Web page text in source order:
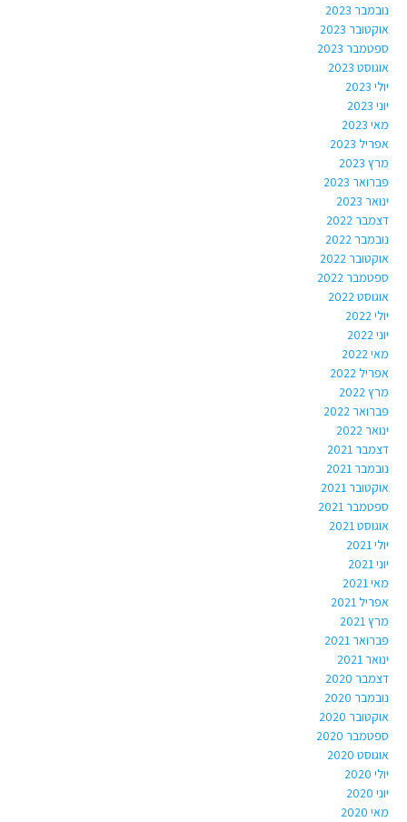
נובמבר 2023
אוקטובר 2023
ספטמבר 2023
אוגוסט 2023
יולי 2023
יוני 2023
מאי 2023
אפריל 2023
מרץ 2023
פברואר 2023
ינואר 2023
דצמבר 2022
נובמבר 2022
אוקטובר 2022
ספטמבר 2022
אוגוסט 2022
יולי 2022
יוני 2022
מאי 2022
אפריל 2022
מרץ 2022
פברואר 2022
ינואר 2022
דצמבר 2021
נובמבר 2021
אוקטובר 2021
ספטמבר 2021
אוגוסט 2021
יולי 2021
יוני 2021
מאי 2021
אפריל 2021
מרץ 2021
פברואר 2021
ינואר 2021
דצמבר 2020
נובמבר 2020
אוקטובר 2020
ספטמבר 2020
אוגוסט 2020
יולי 2020
יוני 2020
מאי 2020